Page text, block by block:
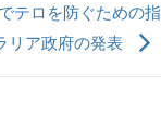
テロを防ぐための指
ア政府の発表